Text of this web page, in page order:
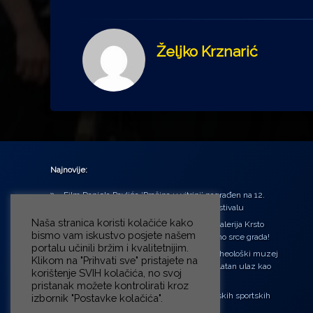
Željko Krznarić
Najnovije:
Film Daniela Pavlića ‘Prašina u vitrini’ nagrađen na 12.
Green Montenegro International Film Festivalu
U središtu Petrinje otvorena obnovljena Galerija Krsto
Hegedušić: Kultura vraćena kući, u samo srce grada!
Od petka do nedjelje (31.7. – 2.8.2026.) Arheološki muzej
u Zagrebu otvara vrata građanima: Besplatan ulaz kao
zaklon od toplinskog vala
‘Ni med cvetjem ni pravice’ na Aleji hrvatskih sportskih
Naša stranica koristi kolačiće kako
bismo vam iskustvo posjete našem
portalu učinili bržim i kvalitetnijim.
Klikom na "Prihvati sve" pristajete na
korištenje SVIH kolačića, no svoj
pristanak možete kontrolirati kroz
izbornik "Postavke kolačića".